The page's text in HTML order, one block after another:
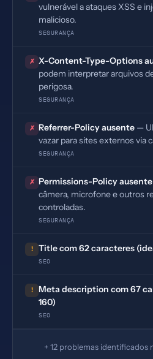
vulnerável a ataques XSS e
malicioso.
SEGURANÇA
✗ X-Content-Type-Options
podem interpretar arquivos
perigosa.
SEGURANÇA
✗ Referrer-Policy ausente —
vazar para sites externos via
SEGURANÇA
✗ Permissions-Policy ausente
câmera, microfone e outros
controladas.
SEGURANÇA
! Title com 62 caracteres
SEO
!
Meta description com 67
160)
SEO
+ 12 problemas